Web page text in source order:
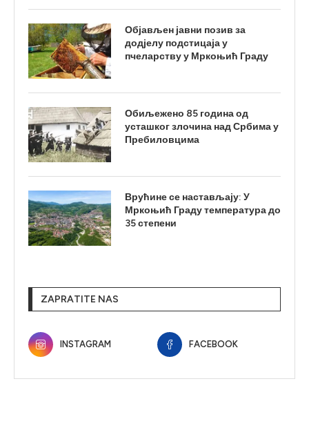
Објављен јавни позив за
додјелу подстицаја у
пчеларству у Мркоњић Граду
Обиљежено 85 година од
усташког злочина над Србима у
Пребиловцима
Врућине се настављају: У
Мркоњић Граду температура до
35 степени
ZAPRATITE NAS
INSTAGRAM FACEBOOK